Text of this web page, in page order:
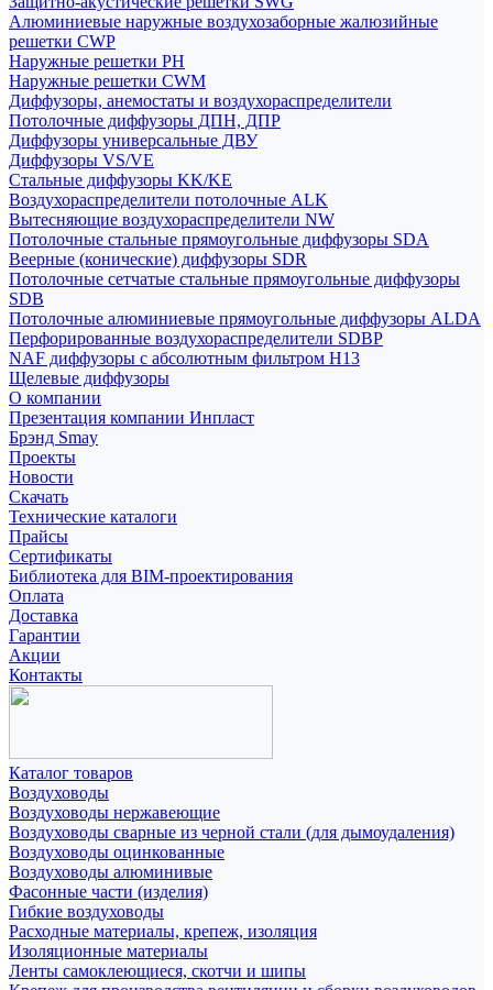
Алюминиевые наружные воздухозаборные жалюзийные
решетки CWP
Наружные решетки РН
Наружные решетки CWM
Диффузоры, анемостаты и воздухораспределители
Потолочные диффузоры ДПН, ДПР
Диффузоры универсальные ДВУ
Диффузоры VS/VE
Стальные диффузоры KK/KE
Воздухораспределители потолочные ALK
Вытесняющие воздухораспределители NW
Потолочные стальные прямоугольные диффузоры SDA
Веерные (конические) диффузоры SDR
Потолочные сетчатые стальные прямоугольные диффузоры
SDB
Потолочные алюминиевые прямоугольные диффузоры ALDA
Перфорированные воздухораспределители SDBP
NAF диффузоры с абсолютным фильтром Н13
Щелевые диффузоры
О компании
Презентация компании Инпласт
Брэнд Smay
Проекты
Новости
Скачать
Технические каталоги
Прайсы
Сертификаты
Библиотека для BIM-проектирования
Оплата
Доставка
Гарантии
Акции
Контакты
Каталог товаров
Воздуховоды
Воздуховоды нержавеющие
Воздуховоды сварные из черной стали (для дымоудаления)
Воздуховоды оцинкованные
Воздуховоды алюминивые
Фасонные части (изделия)
Гибкие воздуховоды
Расходные материалы, крепеж, изоляция
Изоляционные материалы
Ленты самоклеющиеся, скотчи и шипы